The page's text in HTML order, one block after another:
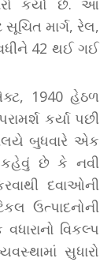
માર્ગ, રેલ,
42 થઈ ગઈ
1940 હેઠળ
કર્યા પછી
બુધવારે એક
કહેવું છે કે નવી
દવાઓની
ઉત્પાદનોની
વિકલ્પ
સુધારો